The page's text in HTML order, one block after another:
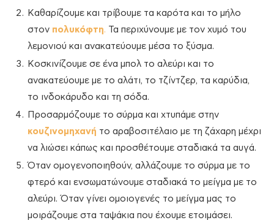
Καθαρίζουμε και τρίβουμε τα καρότα και το μήλο
στον πολυκόφτη. Τα περιχύνουμε με τον χυμό του
λεμονιού και ανακατεύουμε μέσα το ξύσμα.
Κοσκινίζουμε σε ένα μπολ το αλεύρι και το
ανακατεύουμε με το αλάτι, το τζίντζερ, τα καρύδια,
το ινδοκάρυδο και τη σόδα.
Προσαρμόζουμε το σύρμα και χτυπάμε στην
κουζινομηχανή το αραβοσιτέλαιο με τη ζάχαρη μέχρι
να λιώσει κάπως και προσθέτουμε σταδιακά τα αυγά.
Όταν ομογενοποιηθούν, αλλάζουμε το σύρμα με το
φτερό και ενσωματώνουμε σταδιακά το μείγμα με το
αλεύρι. Όταν γίνει ομοιογενές το μείγμα μας το
μοιράζουμε στα ταψάκια που έχουμε ετοιμάσει.